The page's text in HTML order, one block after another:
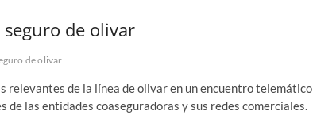
de olivar
de olivar
relevantes de la línea de olivar en un encuentro telemático
las entidades coaseguradoras y sus redes comerciales.